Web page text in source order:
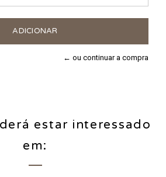
← ou continuar a compra
estar interessado
em: